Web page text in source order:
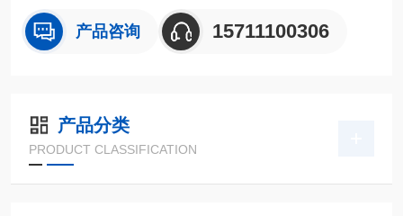
产品咨询 15711100306
产品分类
PRODUCT CLASSIFICATION